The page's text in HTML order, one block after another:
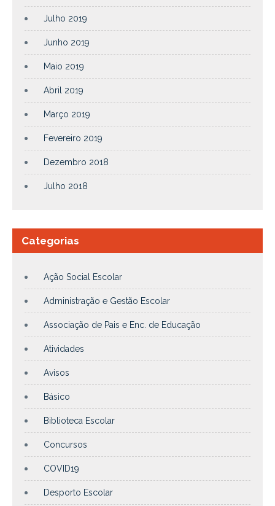
Julho 2019
Junho 2019
Maio 2019
Abril 2019
Março 2019
Fevereiro 2019
Dezembro 2018
Julho 2018
Categorias
Ação Social Escolar
Administração e Gestão Escolar
Associação de Pais e Enc. de Educação
Atividades
Avisos
Básico
Biblioteca Escolar
Concursos
COVID19
Desporto Escolar